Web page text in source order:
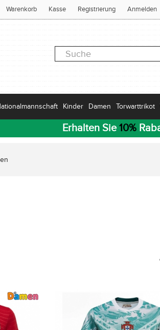
Warenkorb Kasse Registrierung Anmelden
Kinder Damen Torwarttrikot
Erhalten Sie10%